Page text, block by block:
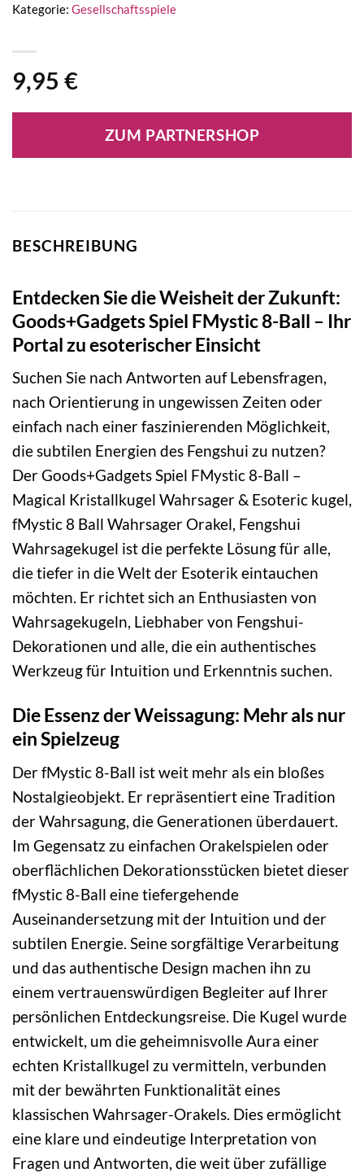
9,95 €
ZUM PARTNERSHOP
Kategorie: Gesellschaftsspiele
BESCHREIBUNG
Entdecken Sie die Weisheit der Zukunft:
Goods+Gadgets Spiel FMystic 8-Ball – Ihr
Portal zu esoterischer Einsicht
Suchen Sie nach Antworten auf Lebensfragen,
nach Orientierung in ungewissen Zeiten oder
einfach nach einer faszinierenden Möglichkeit,
die subtilen Energien des Fengshui zu nutzen?
Der Goods+Gadgets Spiel FMystic 8-Ball –
Magical Kristallkugel Wahrsager & Esoteric kugel,
fMystic 8 Ball Wahrsager Orakel, Fengshui
Wahrsagekugel ist die perfekte Lösung für alle,
die tiefer in die Welt der Esoterik eintauchen
möchten. Er richtet sich an Enthusiasten von
Wahrsagekugeln, Liebhaber von Fengshui-
Dekorationen und alle, die ein authentisches
Werkzeug für Intuition und Erkenntnis suchen.
Die Essenz der Weissagung: Mehr als nur
ein Spielzeug
Der fMystic 8-Ball ist weit mehr als ein bloßes
Nostalgieobjekt. Er repräsentiert eine Tradition
der Wahrsagung, die Generationen überdauert.
Im Gegensatz zu einfachen Orakelspielen oder
oberflächlichen Dekorationsstücken bietet dieser
fMystic 8-Ball eine tiefergehende
Auseinandersetzung mit der Intuition und der
subtilen Energie. Seine sorgfältige Verarbeitung
und das authentische Design machen ihn zu
einem vertrauenswürdigen Begleiter auf Ihrer
persönlichen Entdeckungsreise. Die Kugel wurde
entwickelt, um die geheimnisvolle Aura einer
echten Kristallkugel zu vermitteln, verbunden
mit der bewährten Funktionalität eines
klassischen Wahrsager-Orakels. Dies ermöglicht
eine klare und eindeutige Interpretation von
Fragen und Antworten, die weit über zufällige